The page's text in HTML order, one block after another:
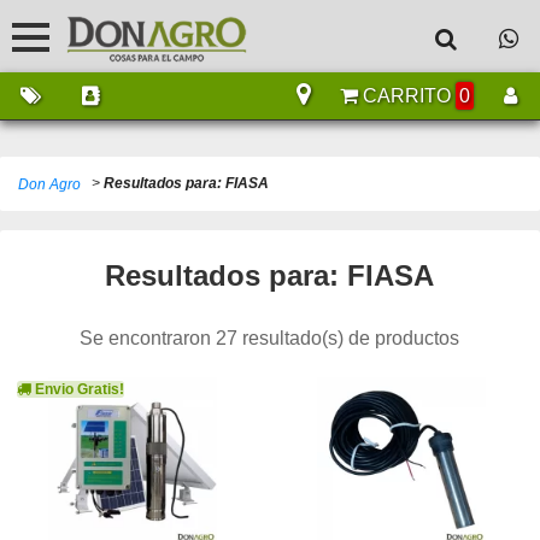
CARRITO 0
Don Agro > Resultados para: FIASA
Resultados para: FIASA
Se encontraron 27 resultado(s) de productos
Envio Gratis!